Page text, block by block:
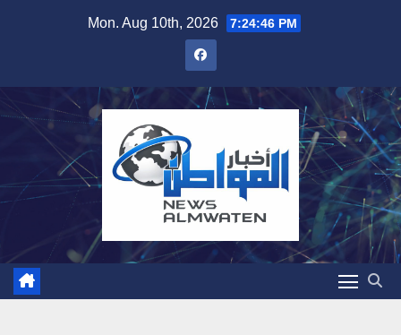
Mon. Aug 10th, 2026 7:24:47 PM